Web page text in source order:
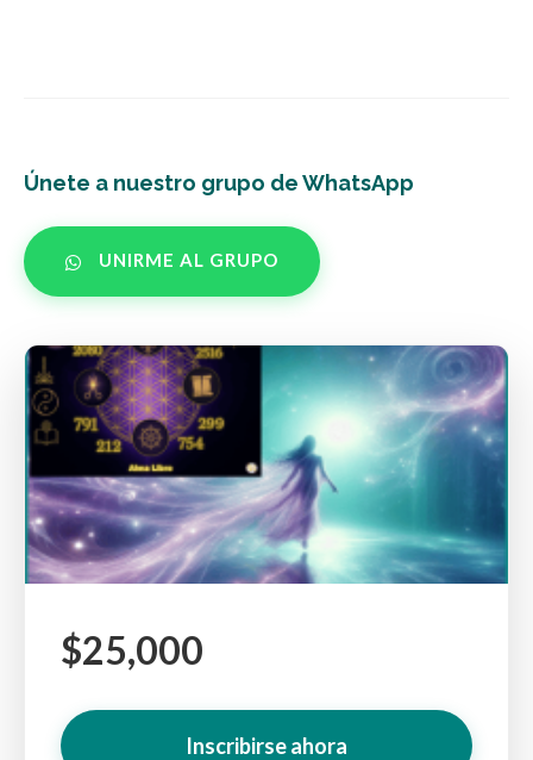
Únete a nuestro grupo de WhatsApp
UNIRME AL GRUPO
$25,000
Inscribirse ahora